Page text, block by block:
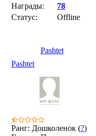
Награды:
78
Статус:
Offline
Pashtet
Pashtet
Ранг: Дошколенок (?)